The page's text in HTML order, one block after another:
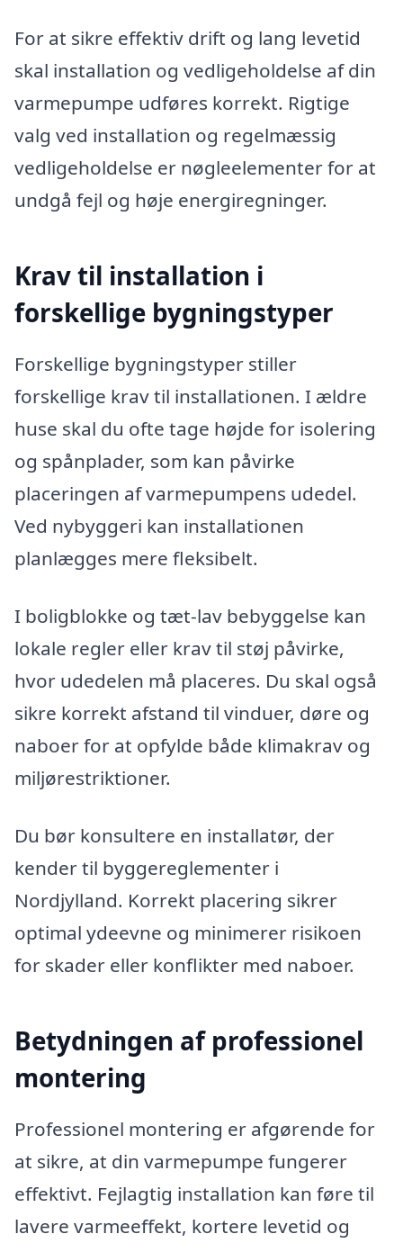
For at sikre effektiv drift og lang levetid
skal installation og vedligeholdelse af din
varmepumpe udføres korrekt. Rigtige
valg ved installation og regelmæssig
vedligeholdelse er nøgleelementer for at
undgå fejl og høje energiregninger.
Krav til installation i
forskellige bygningstyper
Forskellige bygningstyper stiller
forskellige krav til installationen. I ældre
huse skal du ofte tage højde for isolering
og spånplader, som kan påvirke
placeringen af varmepumpens udedel.
Ved nybyggeri kan installationen
planlægges mere fleksibelt.
I boligblokke og tæt-lav bebyggelse kan
lokale regler eller krav til støj påvirke,
hvor udedelen må placeres. Du skal også
sikre korrekt afstand til vinduer, døre og
naboer for at opfylde både klimakrav og
miljørestriktioner.
Du bør konsultere en installatør, der
kender til byggereglementer i
Nordjylland. Korrekt placering sikrer
optimal ydeevne og minimerer risikoen
for skader eller konflikter med naboer.
Betydningen af professionel
montering
Professionel montering er afgørende for
at sikre, at din varmepumpe fungerer
effektivt. Fejlagtig installation kan føre til
lavere varmeeffekt, kortere levetid og